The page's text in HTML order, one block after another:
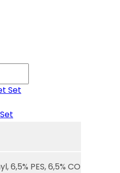
6,5% PES, 6,5% CO